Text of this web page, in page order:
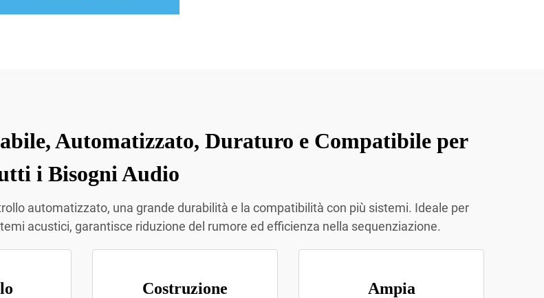
Automatizzato, Duraturo e Compatibile per
i Bisogni Audio
automatizzato, una grande durabilità e la compatibilità con più sistemi. Ideale per
acustici, garantisce riduzione del rumore ed efficienza nella sequenziazione.
Costruzione
Ampia